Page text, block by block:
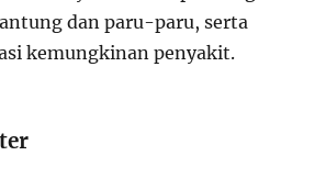
dan paru-paru, serta
kemungkinan penyakit.